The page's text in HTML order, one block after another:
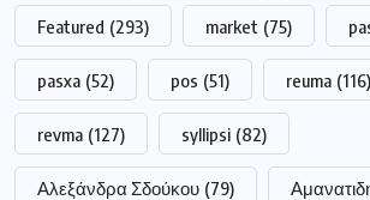
Featured (293) market (75)
pasxa (52) pos (51) reuma (116)
revma (127) syllipsi (82)
Αλεξάνδρα Σδούκου (79)